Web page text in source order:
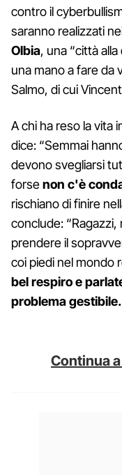
contro il
saranno realizzati
Olbia, una “città
una mano a fare da
Salmo, di cui
A chi ha reso la vita
dice: “Semmai
devono svegliarsi
forsenon c'è
rischiano di finire
conclude:
prendere il
coi piedi nel mondo
bel respiro e
problema
Continua